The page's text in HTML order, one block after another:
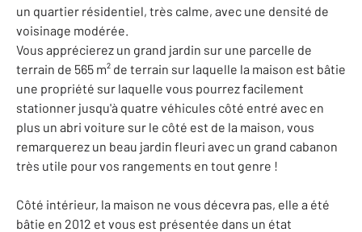
un quartier résidentiel, très calme, avec une densité de
voisinage modérée.
Vous apprécierez un grand jardin sur une parcelle de
terrain de 565 m² de terrain sur laquelle la maison est bâtie
une propriété sur laquelle vous pourrez facilement
stationner jusqu'à quatre véhicules côté entré avec en
plus un abri voiture sur le côté est de la maison, vous
remarquerez un beau jardin fleuri avec un grand cabanon
très utile pour vos rangements en tout genre !
Côté intérieur, la maison ne vous décevra pas, elle a été
bâtie en 2012 et vous est présentée dans un état